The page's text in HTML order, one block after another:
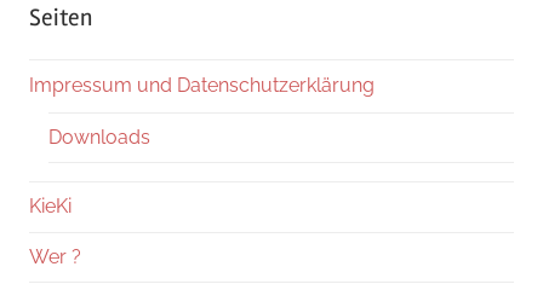
Seiten
Impressum und Datenschutzerklärung
Downloads
KieKi
Wer ?